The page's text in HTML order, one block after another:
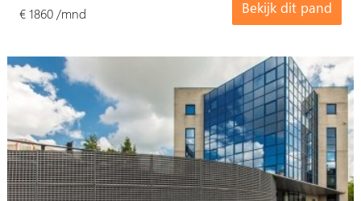
Bekijk dit pand
€ 1860 /mnd